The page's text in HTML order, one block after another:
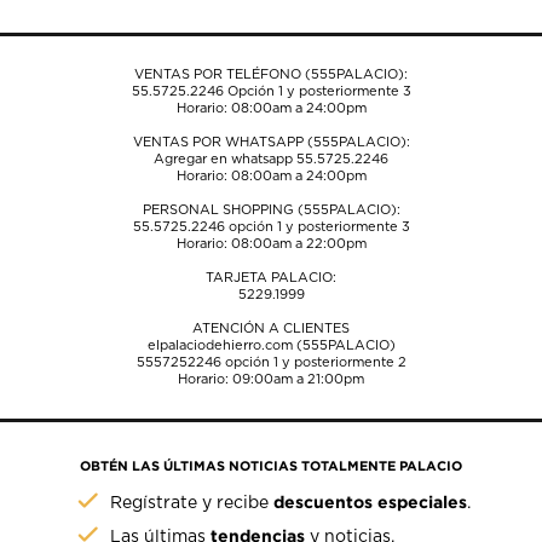
envío.envío.envío.envío.envío.
VENTAS POR TELÉFONO (555PALACIO):
55.5725.2246Opción 1 y posteriormente 3
Horario: 08:00am a 24:00pm
VENTAS POR WHATSAPP (555PALACIO):
Agregar en whatsapp 55.5725.2246
Horario: 08:00am a 24:00pm
PERSONAL SHOPPING (555PALACIO):
55.5725.2246opción 1 y posteriormente 3
Horario: 08:00am a 22:00pm
TARJETA PALACIO:
5229.1999
ATENCIÓN A CLIENTES
elpalaciodehierro.com (555PALACIO)
5557252246opción 1 y posteriormente 2
Horario: 09:00am a 21:00pm
OBTÉN LAS ÚLTIMAS NOTICIAS TOTALMENTE PALACIO
Regístrate y recibedescuentos especiales.
Las últimastendencias y noticias.